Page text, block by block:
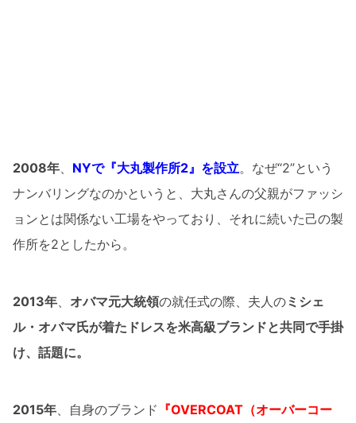
2008年 NYで『大丸製作所2』を設立。なぜ“2”という
ナンバリングなのかというと、大丸さんの父親がファッシ
ョンとは関係ない工場をやっており、それに続いた己の製
作所を2としたから。
2013年 オバマ元大統領の就任式の際、夫人のミシェ
ル・オバマ氏が着たドレスを米高級ブランドと共同で手掛
け、話題に。
2015年 、自身のブランド 『OVERCOAT（オーバーコー